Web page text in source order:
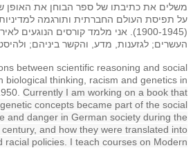
משלים את כתיבתו של ספר הבוחן את האופן
על תפיסת העולם החברתית ותורגמה למדיניות
(1900-1945). אני מלמד קורסים
העשרים; לגזענות, מדע, והקשר ביניהם;
between scientific reasoning and social
biological thinking, racism and genetics in
Currently I am working on a book that
concepts became part of the social
and danger in German society during the
and how they were translated into
racial policies. I teach courses on Modern